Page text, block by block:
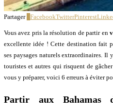
Partager FacebookTwitterPinterest
Vous avez pris la résolution de partir en
excellente idée ! Cette destination fait
ses paysages naturels extraordinaires. Il
touristes et autres qui risquent de
vous y préparer, voici 6 erreurs à éviter
Partir aux Bahamas